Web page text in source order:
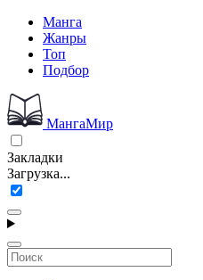
Манга
Жанры
Топ
Подбор
МангаМир
Закладки
Загрузка...